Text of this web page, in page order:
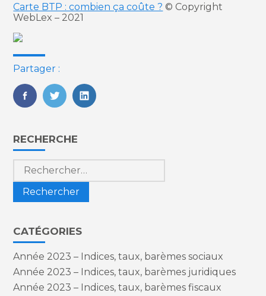
Carte BTP : combien ça coûte ? © Copyright
WebLex – 2021
Partager :
FaceBook
TwitterLinkedIn
Blog
sidebar
RECHERCHE
Rechercher :
CATÉGORIES
Année 2023 – Indices, taux, barèmes sociaux
Année 2023 – Indices, taux, barèmes juridiques
Année 2023 – Indices, taux, barèmes fiscaux